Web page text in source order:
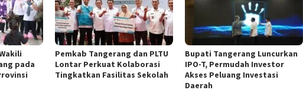
pada
Pemkab Tangerang dan PLTU
Lontar Perkuat Kolaborasi
Tingkatkan Fasilitas Sekolah
Bupati Tangerang Luncurkan
IPO-T, Permudah Investor
Akses Peluang Investasi
Daerah